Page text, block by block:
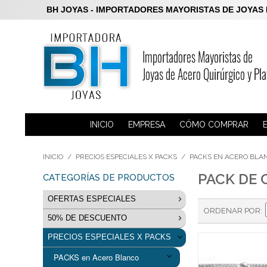
BH JOYAS - IMPORTADORES MAYORISTAS DE
INICIO EMPRESA CÓMO COMPRAR
INICIO / PRECIOS ESPECIALES X PACKS / PACKS EN ACERO
PACK DE
ORDENAR POR
CATEGORÍAS DE PRODUCTOS
OFERTAS ESPECIALES
LIQUIDACION Aros Plata 925
Joyas de Acero
Acero Blanco
Joyas de Plata
50% DE DESCUENTO
Anillos 50% de descuento
Dijes 50% de descuento
PRECIOS ESPECIALES X PACKS
PACKS en Acero Blanco